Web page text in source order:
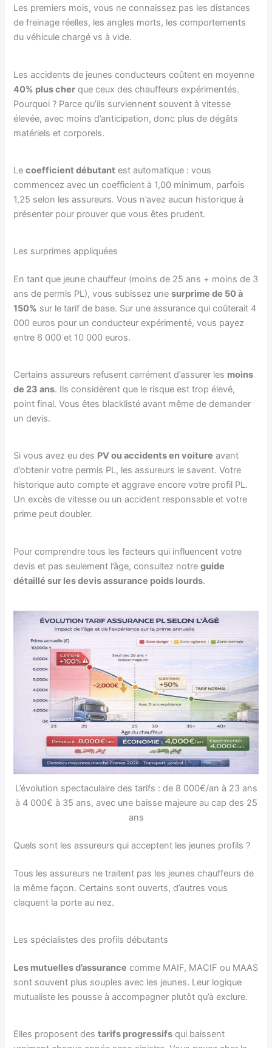
Les premiers mois, vous ne connaissez pas les distances
de freinage réelles, les angles morts, les comportements
du véhicule chargé vs à vide.
Les accidents de jeunes conducteurs coûtent en moyenne
40% plus cher que ceux des chauffeurs expérimentés.
Pourquoi ? Parce qu’ils surviennent souvent à vitesse
élevée, avec moins d’anticipation, donc plus de dégâts
matériels et corporels.
Lecoefficient débutant est automatique : vous
commencez avec un coefficient à 1,00 minimum, parfois
1,25 selon les assureurs. Vous n’avez aucun historique à
présenter pour prouver que vous êtes prudent.
Les surprimes appliquées
En tant que jeune chauffeur (moins de 25 ans + moins de 3
ans de permis PL), vous subissez unesurprime de 50 à
150% sur le tarif de base. Sur une assurance qui coûterait 4
000 euros pour un conducteur expérimenté, vous payez
entre 6 000 et 10 000 euros.
Certains assureurs refusent carrément d’assurer les moins
de 23 ans. Ils considèrent que le risque est trop élevé,
point final. Vous êtes blacklisté avant même de demander
un devis.
Si vous avez eu des PV ou accidents en voiture avant
d’obtenir votre permis PL, les assureurs le savent. Votre
historique auto compte et aggrave encore votre profil PL.
Un excès de vitesse ou un accident responsable et votre
prime peut doubler.
Pour comprendre tous les facteurs qui influencent votre
devis et pas seulement l’âge, consultez notreguide
détaillé sur les devis assurance poids lourds.
L’évolution spectaculaire des tarifs : de 8 000€/an à 23 ans
à 4 000€ à 35 ans, avec une baisse majeure au cap des 25
ans
Quels sont les assureurs qui acceptent les jeunes profils ?
Tous les assureurs ne traitent pas les jeunes chauffeurs de
la même façon. Certains sont ouverts, d’autres vous
claquent la porte au nez.
Les spécialistes des profils débutants
Les mutuelles d’assurance comme MAIF, MACIF ou MAAS
sont souvent plus souples avec les jeunes. Leur logique
mutualiste les pousse à accompagner plutôt qu’à exclure.
Elles proposent destarifs progressifs qui baissent